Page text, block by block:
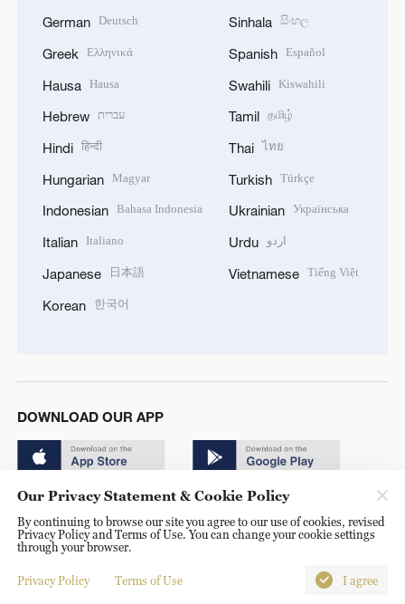
German Deutsch
Greek Ελληνικά
Hausa Hausa
Hebrew עברית
Hindi हिन्दी
Hungarian Magyar
Indonesian Bahasa Indonesia
Italian Italiano
Japanese 日本語
Korean 한국어
Sinhala සිංහල
Spanish Español
Swahili Kiswahili
Tamil தமிழ்
Thai ไทย
Turkish Türkçe
Ukrainian Українська
Urdu اردو
Vietnamese Tiếng Việt
DOWNLOAD OUR APP
© China Radio International.CRI. All Rights Reserved. 16A
Shijingshan Road, Beijing, China. 100040
Our Privacy Statement & Cookie Policy
By continuing to browse our site you agree to our use of cookies, revised
Privacy Policy and Terms of Use. You can change your cookie settings
through your browser.
Privacy Policy Terms of Use I agree